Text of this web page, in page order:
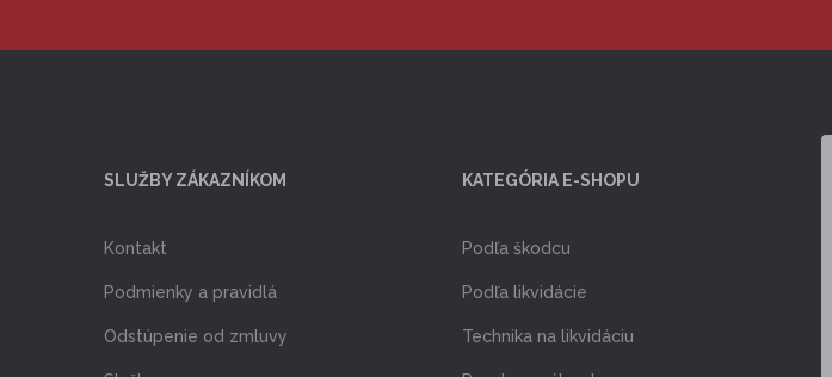
SLUŽBY ZÁKAZNÍKOM
Kontakt
Podmienky a pravidlá
Odstúpenie od zmluvy
KATEGÓRIA E-SHOPU
Podľa škodcu
Podľa likvidácie
Technika na likvidáciu